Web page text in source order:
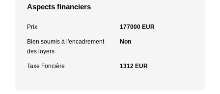
Aspects financiers
Prix 177000 EUR
Bien soumis à l'encadrement
des loyers
Non
Taxe Foncière 1312 EUR